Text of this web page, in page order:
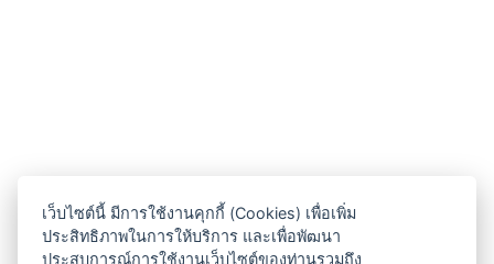
เว็บไซต์นี้ มีการใช้งานคุกกี้ (Cookies) เพื่อเพิ่ม
ประสิทธิภาพในการให้บริการ และเพื่อพัฒนา
ประสบการณ์การใช้งานเว็บไซต์ของท่านรวมถึง